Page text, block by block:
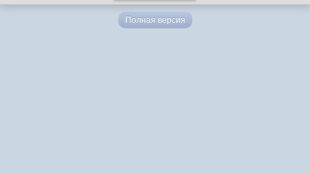
Полная версия